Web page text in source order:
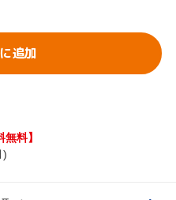
追加
無料】
)